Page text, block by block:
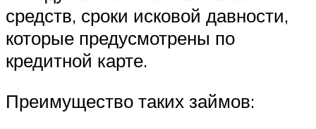
средств, сроки исковой давности,
которые предусмотрены по
кредитной карте.
Преимущество таких займов: